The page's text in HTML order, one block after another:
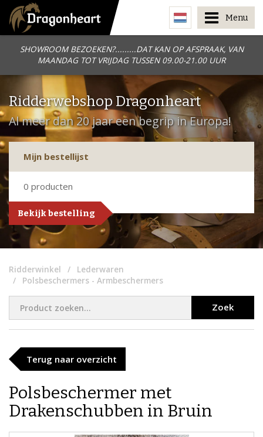
SHOWROOM BEZOEKEN?.........DAT KAN OP AFSPRAAK, VAN
MAANDAG TOT VRIJDAG TUSSEN 09.00-21.00 UUR
Menu
Ridderwebshop Dragonheart
Al meer dan 20 jaar een begrip in Europa!
Mijn bestellijst
0 producten
Bekijk bestelling
Ridderwinkel
Lederwaren
Polsbeschermers - Armbeschermers
Zoek
Terug naar overzicht
Polsbeschermer met
Drakenschubben in Bruin